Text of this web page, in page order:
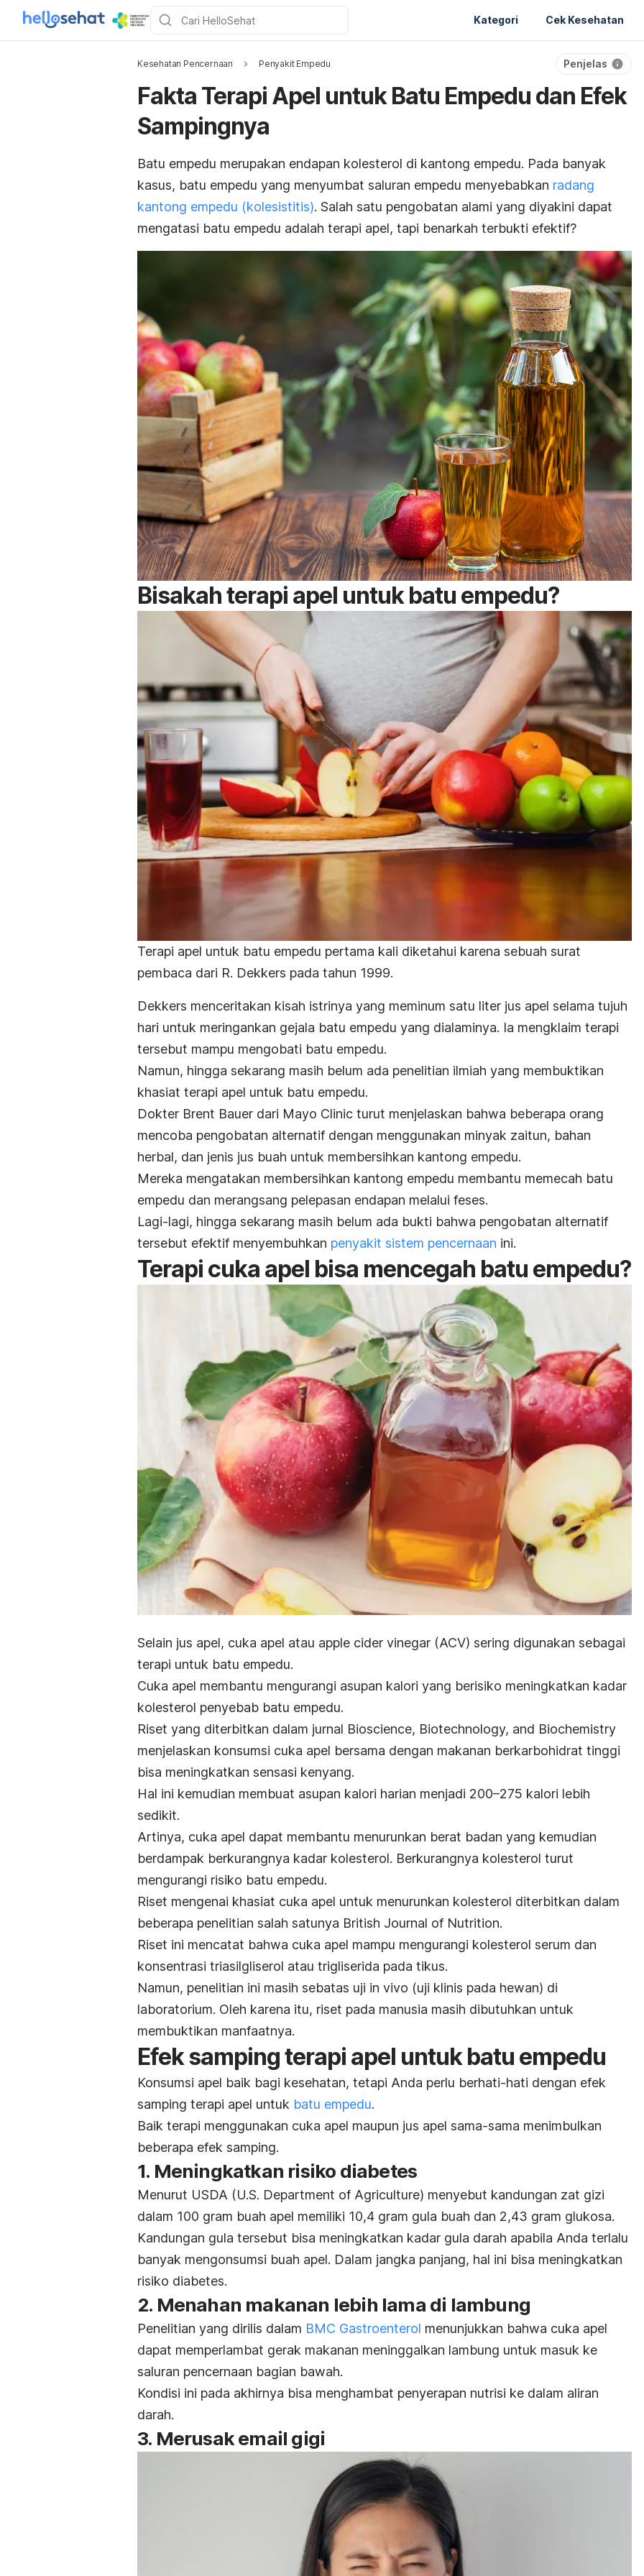
Kategori Cek Kesehatan
Kesehatan Pencernaan Penyakit Empedu Penjelas
Fakta Terapi Apel untuk Batu Empedu dan Efek
Sampingnya
Batu empedu merupakan endapan kolesterol di kantong empedu. Pada banyak
kasus, batu empedu yang menyumbat saluran empedu menyebabkan radang
kantong empedu (kolesistitis). Salah satu pengobatan alami yang diyakini dapat
mengatasi batu empedu adalah terapi apel, tapi benarkah terbukti efektif?
Bisakah terapi apel untuk batu empedu?
Terapi apel untuk batu empedu pertama kali diketahui karena sebuah surat
pembaca dari R. Dekkers pada tahun 1999.
Dekkers menceritakan kisah istrinya yang meminum satu liter jus apel selama tujuh
hari untuk meringankan gejala batu empedu yang dialaminya. Ia mengklaim terapi
tersebut mampu mengobati batu empedu.
Namun, hingga sekarang masih belum ada penelitian ilmiah yang membuktikan
khasiat terapi apel untuk batu empedu.
Dokter Brent Bauer dari Mayo Clinic turut menjelaskan bahwa beberapa orang
mencoba pengobatan alternatif dengan menggunakan minyak zaitun, bahan
herbal, dan jenis jus buah untuk membersihkan kantong empedu.
Mereka mengatakan membersihkan kantong empedu membantu memecah batu
empedu dan merangsang pelepasan endapan melalui feses.
Lagi-lagi, hingga sekarang masih belum ada bukti bahwa pengobatan alternatif
tersebut efektif menyembuhkan penyakit sistem pencernaan ini.
Terapi cuka apel bisa mencegah batu empedu?
Selain jus apel, cuka apel atau apple cider vinegar (ACV) sering digunakan sebagai
terapi untuk batu empedu.
Cuka apel membantu mengurangi asupan kalori yang berisiko meningkatkan kadar
kolesterol penyebab batu empedu.
Riset yang diterbitkan dalam jurnal Bioscience, Biotechnology, and Biochemistry
menjelaskan konsumsi cuka apel bersama dengan makanan berkarbohidrat tinggi
bisa meningkatkan sensasi kenyang.
Hal ini kemudian membuat asupan kalori harian menjadi 200–275 kalori lebih
sedikit.
Artinya, cuka apel dapat membantu menurunkan berat badan yang kemudian
berdampak berkurangnya kadar kolesterol. Berkurangnya kolesterol turut
mengurangi risiko batu empedu.
Riset mengenai khasiat cuka apel untuk menurunkan kolesterol diterbitkan dalam
beberapa penelitian salah satunya British Journal of Nutrition.
Riset ini mencatat bahwa cuka apel mampu mengurangi kolesterol serum dan
konsentrasi triasilgliserol atau trigliserida pada tikus.
Namun, penelitian ini masih sebatas uji in vivo (uji klinis pada hewan) di
laboratorium. Oleh karena itu, riset pada manusia masih dibutuhkan untuk
membuktikan manfaatnya.
Efek samping terapi apel untuk batu empedu
Konsumsi apel baik bagi kesehatan, tetapi Anda perlu berhati-hati dengan efek
samping terapi apel untuk batu empedu.
Baik terapi menggunakan cuka apel maupun jus apel sama-sama menimbulkan
beberapa efek samping.
1. Meningkatkan risiko diabetes
Menurut USDA (U.S. Department of Agriculture) menyebut kandungan zat gizi
dalam 100 gram buah apel memiliki 10,4 gram gula buah dan 2,43 gram glukosa.
Kandungan gula tersebut bisa meningkatkan kadar gula darah apabila Anda terlalu
banyak mengonsumsi buah apel. Dalam jangka panjang, hal ini bisa meningkatkan
risiko diabetes.
2. Menahan makanan lebih lama di lambung
Penelitian yang dirilis dalam BMC Gastroenterol menunjukkan bahwa cuka apel
dapat memperlambat gerak makanan meninggalkan lambung untuk masuk ke
saluran pencernaan bagian bawah.
Kondisi ini pada akhirnya bisa menghambat penyerapan nutrisi ke dalam aliran
darah.
3. Merusak email gigi